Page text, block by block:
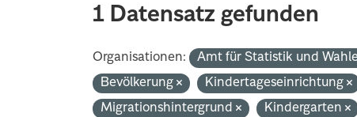
1 Datensatz gefunden
Organisationen: Amt für Statistik und
Bevölkerung
Kindertageseinrichtung
Migrationshintergrund
Kindergarten